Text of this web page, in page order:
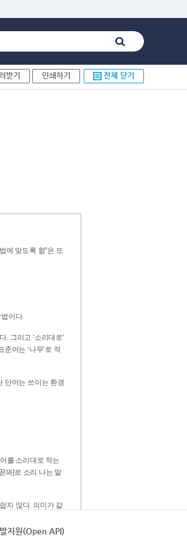
받기 인쇄하기 전체 닫기
에 맞도록 함”은 또
이다.
. 그리고 ‘소리대로’
단어는 쓰이는 환경
어를 소리대로 적는
지 않다. 의미가 같
지원(Open API)